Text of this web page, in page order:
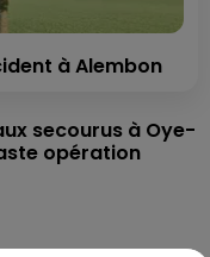
à Alembon
secourus à Oye-
opération